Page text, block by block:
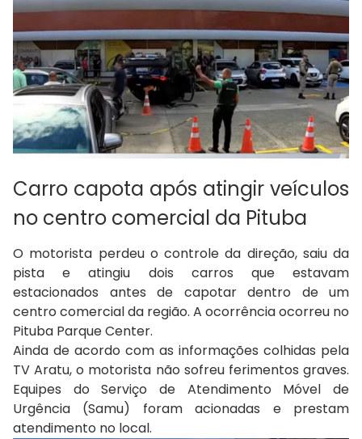
Carro capota após atingir veículos
no centro comercial da Pituba
O motorista perdeu o controle da direção, saiu da
pista e atingiu dois carros que estavam
estacionados antes de capotar dentro de um
centro comercial da região. A ocorrência ocorreu no
Pituba Parque Center.
Ainda de acordo com as informações colhidas pela
TV Aratu, o motorista não sofreu ferimentos graves.
Equipes do Serviço de Atendimento Móvel de
Urgência (Samu) foram acionadas e prestam
atendimento no local.